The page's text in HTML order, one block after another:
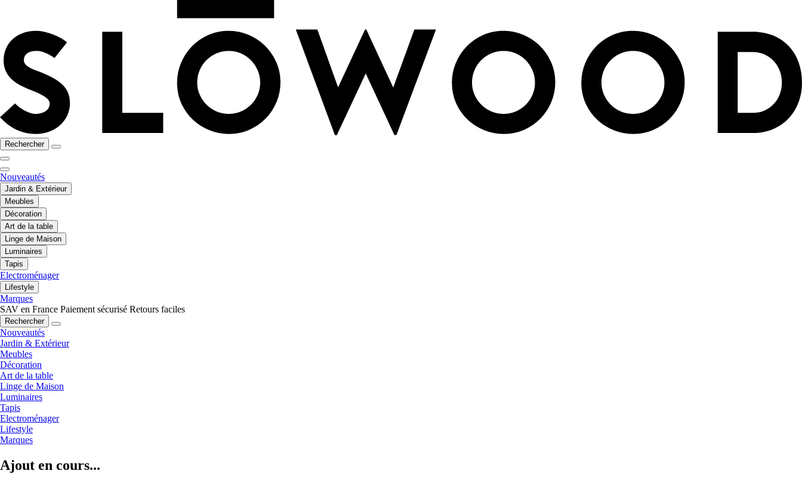
Rechercher
Nouveautés
Jardin & Extérieur
Meubles
Décoration
Art de la table
Linge de Maison
Luminaires
Tapis
Electroménager
Lifestyle
Marques
SAV en France Paiement sécurisé Retours faciles
Rechercher
Nouveautés
Jardin & Extérieur
Meubles
Décoration
Art de la table
Linge de Maison
Luminaires
Tapis
Electroménager
Lifestyle
Marques
Ajout en cours...